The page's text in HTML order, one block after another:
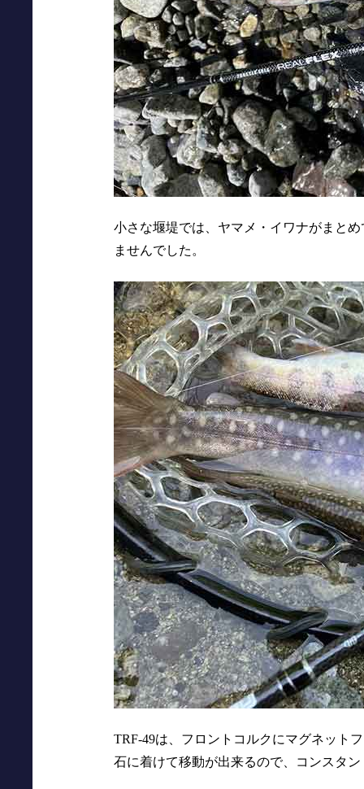
小さな堰堤では、ヤマメ・イワナがまと
ませんでした。
TRF-49は、フロントコルクにマグネット
石に着けて移動が出来るので、コンスタ